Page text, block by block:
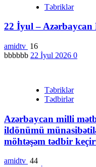
Təbriklər
22 İyul –
amidtv 16
bbbbbb 22 İyul 2026 0
Təbriklər
Tədbirlər
Azərbaycan milli
ildönümü
möhtəşəm tədbir
amidtv 44